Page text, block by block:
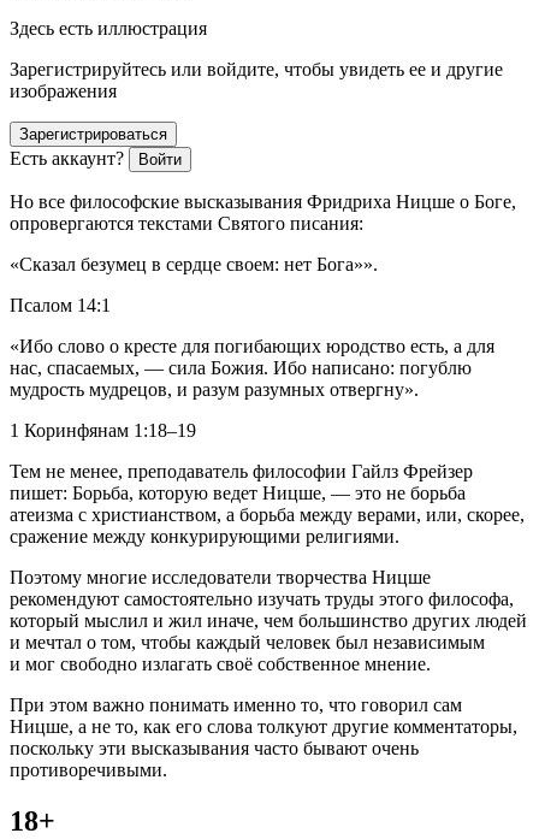
Здесь есть иллюстрация
Зарегистрируйтесь или войдите, чтобы увидеть ее и другие
изображения
Зарегистрироваться
Есть аккаунт? Войти
Но все философские высказывания Фридриха Ницше о Боге,
опровергаются текстами Святого писания:
«Сказал безумец в сердце своем: нет Бога»».
Псалом 14:1
«Ибо слово о кресте для погибающих юродство есть, а для
нас, спасаемых, — сила Божия. Ибо написано: погублю
мудрость мудрецов, и разум разумных отвергну».
1 Коринфянам 1:18–19
Тем не менее, преподаватель философии Гайлз Фрейзер
пишет: Борьба, которую ведет Ницше, — это не борьба
атеизма с христианством, а борьба между верами, или, скорее,
сражение между конкурирующими религиями.
Поэтому многие исследователи творчества Ницше
рекомендуют самостоятельно изучать труды этого философа,
который мыслил и жил иначе, чем большинство других людей
и мечтал о том, чтобы каждый человек был независимым
и мог свободно излагать своё собственное мнение.
При этом важно понимать именно то, что говорил сам
Ницше, а не то, как его слова толкуют другие комментаторы,
поскольку эти высказывания часто бывают очень
противоречивыми.
18+